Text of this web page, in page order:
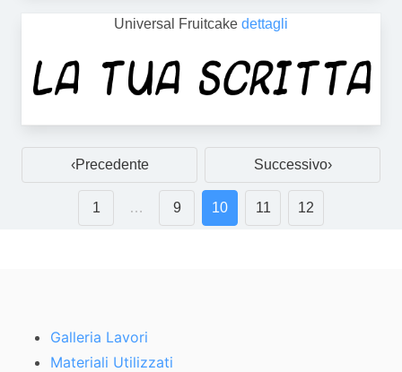
Universal Fruitcake dettagli
Precedente Successivo
1 … 9 10 11 12
Galleria Lavori
Materiali Utilizzati